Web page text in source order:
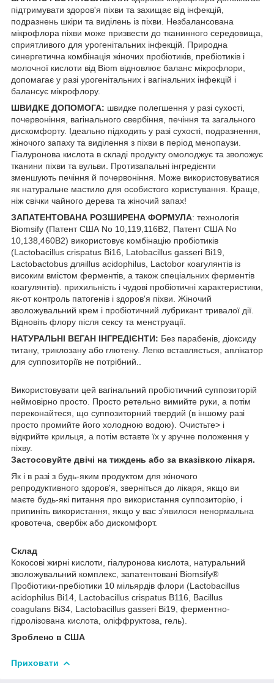
підтримувати здоров'я піхви та захищає від інфекцій,
подразнень шкіри та виділень із піхви. Незбалансована
мікрофлора піхви може призвести до тканинного середовища,
сприятливого для урогенітальних інфекцій. Природна
синергетична комбінація жіночих пробіотиків, пребіотиків і
молочної кислоти від Biom відновлює баланс мікрофлори,
допомагає у разі урогенітальних і вагінальних інфекцій і
балансує мікрофлору.
ШВИДКЕ ДОПОМОГА: швидке полегшення у разі сухості,
почервоніння, вагінального свербіння, печіння та загального
дискомфорту. Ідеально підходить у разі сухості, подразнення,
жіночого запаху та виділення з піхви в період менопаузи.
Гіалуронова кислота в складі продукту омолоджує та зволожує
тканини піхви та вульви. Протизапальні інгредієнти
зменшують печіння й почервоніння. Може використовуватися
як натуральне мастило для особистого користування. Краще,
ніж свічки чайного дерева та жіночий запах!
ЗАПАТЕНТОВАНА РОЗШИРЕНА ФОРМУЛА: технологія
Biomsify (Патент США No 10,119,116B2, Патент США No
10,138,460B2) використовує комбінацію пробіотиків
(Lactobacillus crispatus Bi16, Latobacillus gasseri Bi19,
Lactobactobus дляillus acidophilus, Lactobor коагулянтів із
високим вмістом ферментів, а також спеціальних ферментів
коагулянтів). прихильність і чудові пробіотичні характеристики,
як-от контроль патогенів і здоров'я піхви. Жіночий
зволожувальний крем і пробіотичний лубрикант тривалої дії.
Відновіть флору після сексу та менструації.
НАТУРАЛЬНІ ВЕГАН ІНГРЕДІЄНТИ: Без парабенів, діоксиду
титану, триклозану або глютену. Легко вставляється, аплікатор
для суппозиторіїв не потрібний..
Використовувати цей вагінальний пробіотичний суппозиторій
неймовірно просто. Просто ретельно вимийте руки, а потім
переконайтеся, що суппозиторний твердий (в іншому разі
просто промийте його холодною водою). Очистьте> і
відкрийте крильця, а потім вставте їх у зручне положення у
піхву.
Застосовуйте двічі на тиждень або за вказівкою лікаря.
Як і в разі з будь-яким продуктом для жіночого
репродуктивного здоров'я, зверніться до лікаря, якщо ви
маєте будь-які питання про використання суппозиторію, і
припиніть використання, якщо у вас з'явилося ненормальна
кровотеча, свербіж або дискомфорт.
Склад
Кокосові жирні кислоти, гіалуронова кислота, натуральний
зволожувальний комплекс, запатентовані Biomsify®
Пробіотики-пребіотики 10 мільярдів флори (Lactobacillus
acidophilus Bi14, Lactobacillus crispatus B116, Bacillus
coagulans Bi34, Lactobacillus gasseri Bi19, ферментно-
гідролізована кислота, оліффруктоза, гель).
Зроблено в США
Приховати